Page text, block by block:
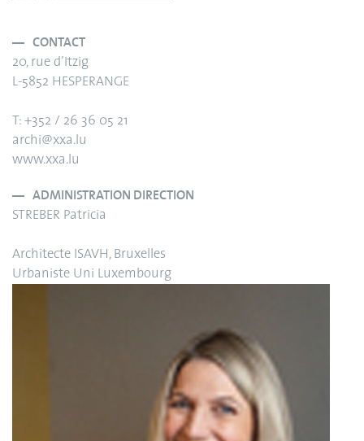
CONTACT
20, rue d’Itzig
L-5852 HESPERANGE
T: +352 / 26 36 05 21
archi@xxa.lu
www.xxa.lu
ADMINISTRATION DIRECTION
STREBER Patricia
Architecte ISAVH, Bruxelles
Urbaniste Uni Luxembourg